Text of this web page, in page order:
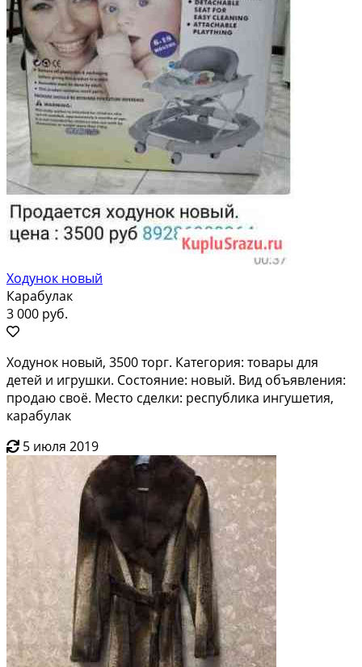
Ходунок новый
Карабулак
3 000 руб.
Ходунок новый, 3500 торг. Категория: товары для
детей и игрушки. Состояние: новый. Вид объявления:
продаю своё. Место сделки: республика ингушетия,
карабулак
5 июля 2019